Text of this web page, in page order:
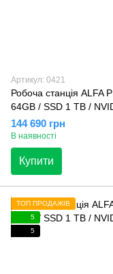
Артикул: 0421
Робоча станція ALFA
64GB / SSD 1 TB /
144 690 грн
В наявності
Купити
ТОП ПРОДАЖІВ
5
5